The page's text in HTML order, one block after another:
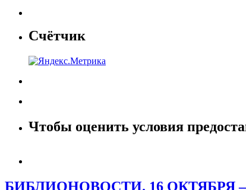
Счётчик
Чтобы оценить условия
БИБЛИОНОВОСТИ. 16